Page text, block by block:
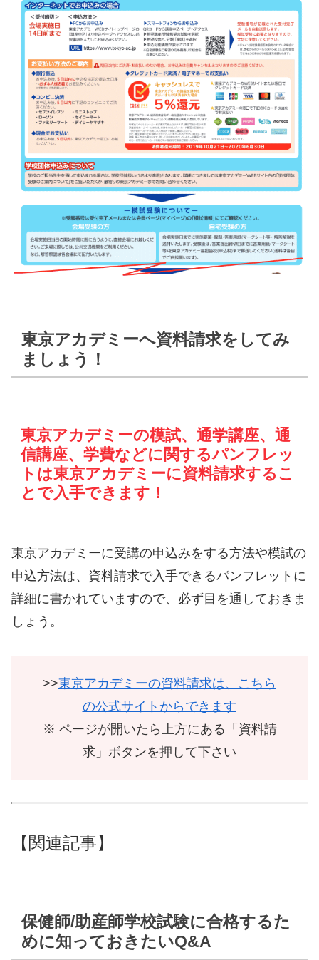
東京アカデミーへ資料請求をしてみ
ましょう！
東京アカデミーの模試、通学講座、通
信講座、学費などに関するパンフレッ
トは東京アカデミーに資料請求するこ
とで入手できます！
東京アカデミーに受講の申込みをする方法や模試の
申込方法は、資料請求で入手できるパンフレットに
詳細に書かれていますので、必ず目を通しておきま
しょう。
>>東京アカデミーの資料請求は、こちら
の公式サイトからできます
※ ページが開いたら上方にある「資料請
求」ボタンを押して下さい
【関連記事】
保健師/助産師学校試験に合格するた
めに知っておきたいQ&A